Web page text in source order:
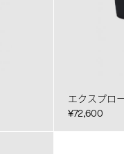
エクスプロ
¥72,600